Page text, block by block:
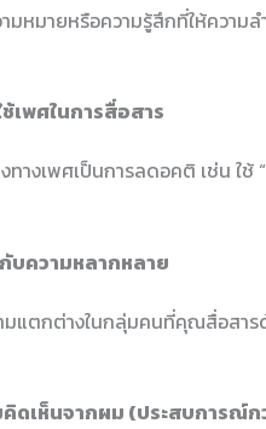
มหมายหรือความรู้สึกที่ให้ความล
เพศในการสื่อสาร
ทางเพศเป็นการลดอคติ เช่น ใ
บความหลากหลาย
มแตกต่างในกลุ่มคนที่คุณสื่อสาร
ดเห็นจากผม (ประสบการณ์ก